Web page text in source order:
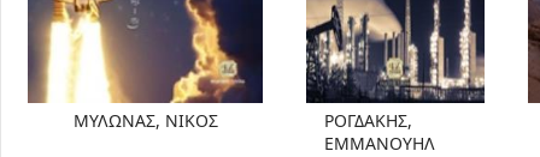
ΜΥΛΩΝΑΣ, ΝΙΚΟΣ
ΡΟΓΔΑΚΗΣ,
ΕΜΜΑΝΟΥΗΛ